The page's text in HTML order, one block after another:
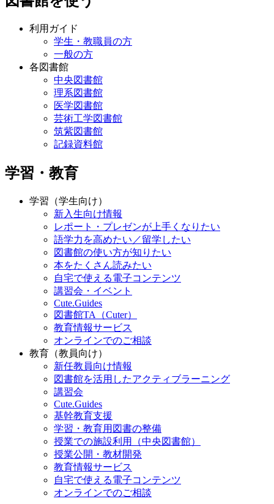
図書館を使う
利用ガイド
学生・教職員の方
一般の方
各図書館
中央図書館
理系図書館
医学図書館
芸術工学図書館
筑紫図書館
学習・教育
学習（学生向け）
新入生向け情報
レポート・プレゼンが上手くなりたい
語学力を高めたい／留学したい
図書館の使い方が知りたい
本をたくさん読みたい
自宅で使える電子コンテンツ
講習会・イベント
Cute.Guides
図書館TA（Cuter）
教育情報サービス
オンラインでのご相談
教育（教員向け）
新任教員向け情報
図書館を活用したアクティブラーニング
講習会
Cute.Guides
基幹教育支援
学習・教育用図書の整備
授業での施設利用（中央図書館）
授業公開・教材開発
教育情報サービス
自宅で使える電子コンテンツ